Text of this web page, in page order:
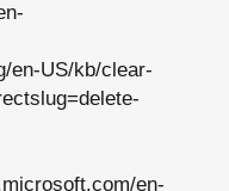
en-US/kb/clear-
en-